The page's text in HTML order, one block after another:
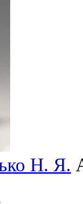
Н. Я.